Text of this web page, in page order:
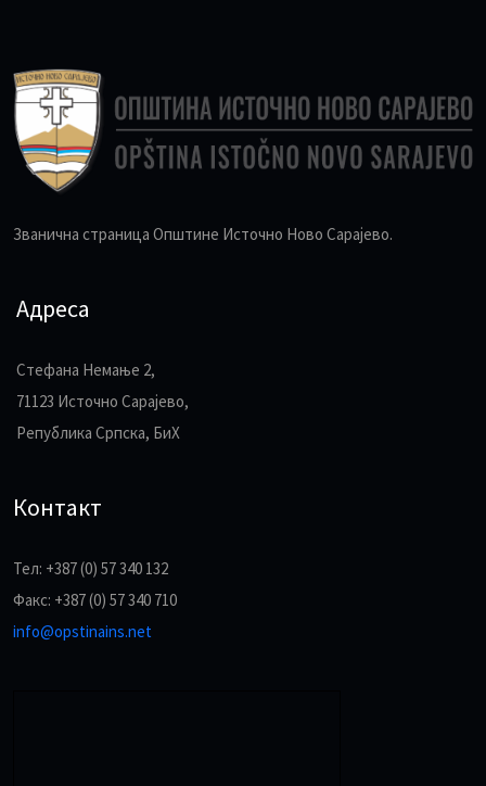
Званична страница Општине Источно Ново Сарајево.
Адреса
Стефана Немање 2,
71123 Источно Сарајево,
Република Српска, БиХ
Контакт
Тел: +387 (0) 57 340 132
Факс: +387 (0) 57 340 710
info@opstinains.net